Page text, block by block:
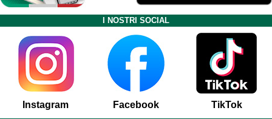
I NOSTRI SOCIAL
Instagram Facebook TikTok